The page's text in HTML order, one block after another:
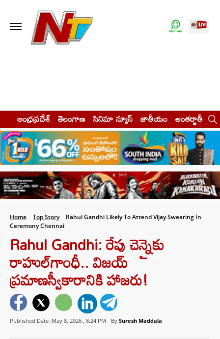
ఆంధ్రప్రదేశ్ తెలంగాణ సినిమా న్యూస్ జాతీయం అంతర్జాతీయం
Home Top Story
Rahul Gandhi Likely To Attend Vijay Swearing In
Ceremony Chennai
Rahul Gandhi: రేపు చెన్నైకు
రాహుల్‌గాంధీ.. విజయ్
ప్రమాణస్వీకారానికి హాజరు!
Published Date :May 8, 2026 , 8:24 PM By Suresh Maddala